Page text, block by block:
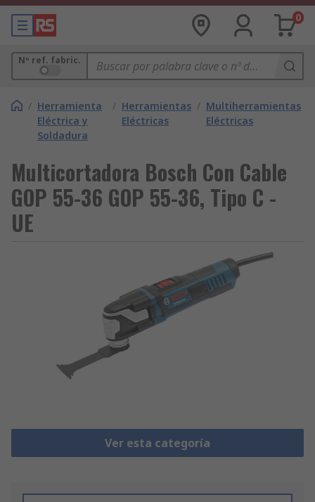
0
Nº ref. fabric.
/ Herramienta
Eléctrica y
Soldadura
/ Herramientas
Eléctricas
/ Multiherramientas
Eléctricas
Multicortadora Bosch Con Cable
GOP 55-36 GOP 55-36, Tipo C -
UE
Ver esta categoría